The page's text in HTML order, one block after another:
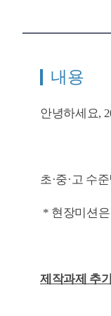
내용
안녕하세요,
초·중·고 수
* 현장미션
제작과제 추